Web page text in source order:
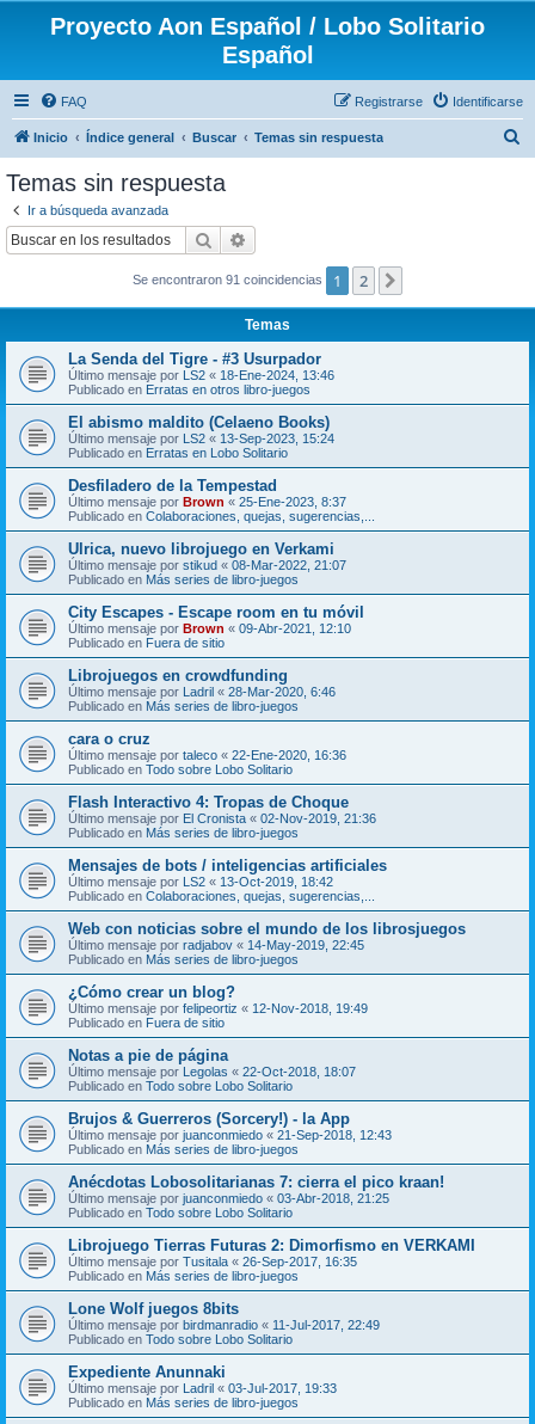
Proyecto Aon Español / Lobo Solitario
Español
FAQ Identificarse
Registrarse
Inicio Índice general Buscar Temas sin respuesta
Temas sin respuesta
Ir a búsqueda avanzada
Buscar
Se encontraron 91 coincidencias 1 2
Temas
La Senda del Tigre - #3 Usurpador
Último mensaje por LS2 « 18-Ene-2024, 13:46
Publicado en Erratas en otros libro-juegos
El abismo maldito (Celaeno Books)
Último mensaje por LS2 « 13-Sep-2023, 15:24
Publicado en Erratas en Lobo Solitario
Desfiladero de la Tempestad
Último mensaje por Brown « 25-Ene-2023, 8:37
Publicado en Colaboraciones, quejas, sugerencias,...
Ulrica, nuevo librojuego en Verkami
Último mensaje por stikud « 08-Mar-2022, 21:07
Publicado en Más series de libro-juegos
City Escapes - Escape room en tu móvil
Último mensaje por Brown « 09-Abr-2021, 12:10
Publicado en Fuera de sitio
Librojuegos en crowdfunding
Último mensaje por Ladril « 28-Mar-2020, 6:46
Publicado en Más series de libro-juegos
cara o cruz
Último mensaje por taleco « 22-Ene-2020, 16:36
Publicado en Todo sobre Lobo Solitario
Flash Interactivo 4: Tropas de Choque
Último mensaje por El Cronista « 02-Nov-2019, 21:36
Publicado en Más series de libro-juegos
Mensajes de bots / inteligencias artificiales
Último mensaje por LS2 « 13-Oct-2019, 18:42
Publicado en Colaboraciones, quejas, sugerencias,...
Web con noticias sobre el mundo de los librosjuegos
Último mensaje por radjabov « 14-May-2019, 22:45
Publicado en Más series de libro-juegos
¿Cómo crear un blog?
Último mensaje por felipeortiz « 12-Nov-2018, 19:49
Publicado en Fuera de sitio
Notas a pie de página
Último mensaje por Legolas « 22-Oct-2018, 18:07
Publicado en Todo sobre Lobo Solitario
Brujos & Guerreros (Sorcery!) - la App
Último mensaje por juanconmiedo « 21-Sep-2018, 12:43
Publicado en Más series de libro-juegos
Anécdotas Lobosolitarianas 7: cierra el pico kraan!
Último mensaje por juanconmiedo « 03-Abr-2018, 21:25
Publicado en Todo sobre Lobo Solitario
Librojuego Tierras Futuras 2: Dimorfismo en VERKAMI
Último mensaje por Tusitala « 26-Sep-2017, 16:35
Publicado en Más series de libro-juegos
Lone Wolf juegos 8bits
Último mensaje por birdmanradio « 11-Jul-2017, 22:49
Publicado en Todo sobre Lobo Solitario
Expediente Anunnaki
Último mensaje por Ladril « 03-Jul-2017, 19:33
Publicado en Más series de libro-juegos